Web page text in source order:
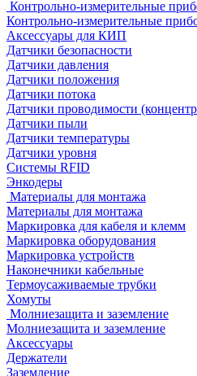
Контрольно-измерительные
Контрольно-измерительные
Аксессуары для КИП
Датчики безопасности
Датчики давления
Датчики положения
Датчики потока
Датчики проводимости
Датчики пыли
Датчики температуры
Датчики уровня
Системы RFID
Энкодеры
Материалы для монтажа
Материалы для монтажа
Маркировка для кабеля и клемм
Маркировка оборудования
Маркировка устройств
Наконечники кабельные
Термоусаживаемые трубки
Хомуты
Молниезащита и заземление
Молниезащита и заземление
Аксессуары
Держатели
Заземление